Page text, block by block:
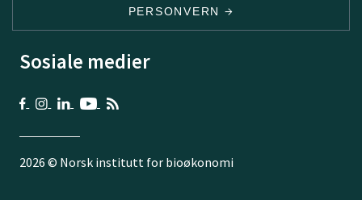
PERSONVERN
Sosiale medier
2026 © Norsk institutt for bioøkonomi